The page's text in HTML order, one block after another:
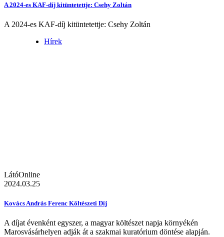
A 2024-es KAF-díj kitüntetettje: Csehy Zoltán
A 2024-es KAF-díj kitüntetettje: Csehy Zoltán
Hírek
LátóOnline
2024.03.25
Kovács András Ferenc Költészeti Díj
A díjat évenként egyszer, a magyar költészet napja környékén
Marosvásárhelyen adják át a szakmai kuratórium döntése alapján.